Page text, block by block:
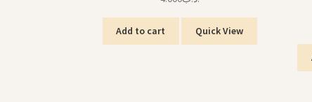
Add to cart Quick View